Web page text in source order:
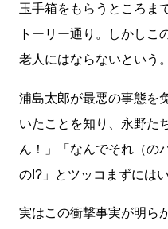
玉手箱をもらうところま
トーリー通り。しかしこ
老人にはならないという。
浦島太郎が最悪の事態を
いたことを知り、永野た
ん！」「なんでそれ（の
の!?」とツッコまずには
実はこの衝撃事実が明ら